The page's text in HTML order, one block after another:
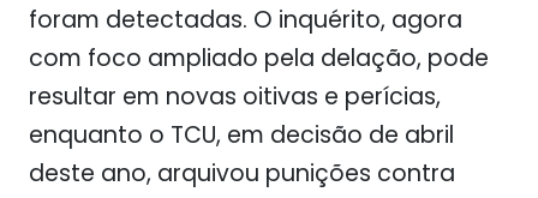
foram detectadas. O inquérito, agora
com foco ampliado pela delação, pode
resultar em novas oitivas e perícias,
enquanto o TCU, em decisão de abril
deste ano, arquivou punições contra